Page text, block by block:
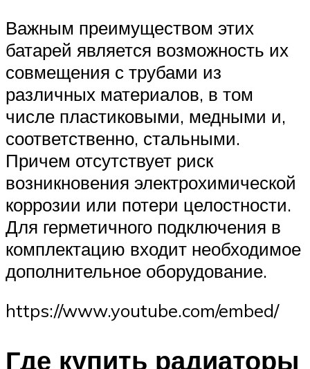
Важным преимуществом этих
батарей является возможность их
совмещения с трубами из
различных материалов, в том
числе пластиковыми, медными и,
соответственно, стальными.
Причем отсутствует риск
возникновения электрохимической
коррозии или потери целостности.
Для герметичного подключения в
комплектацию входит необходимое
дополнительное оборудование.
https://www.youtube.com/embed/
Где купить радиаторы